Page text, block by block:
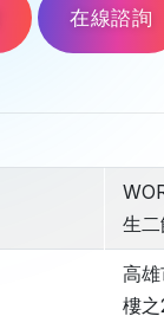
在線諮詢
生二
高
樓